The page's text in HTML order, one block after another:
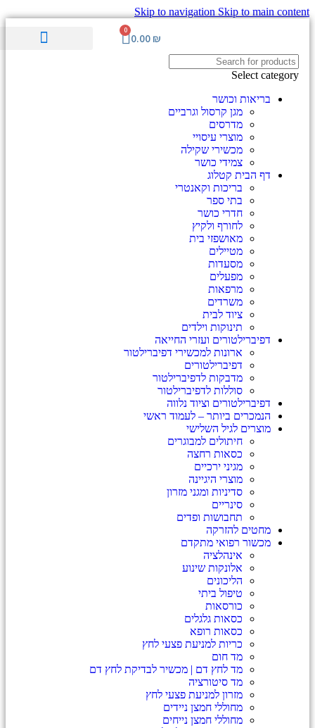
Skip to navigation Skip to main content
0.00 ₪
0
Select category
בריאות וכושר
מגן קרסול וגרביים
מדרסים
מוצרי עיסויי
מכשירי שקילה
צמידי כושר
דף הבית קטלוג
בריכות וקאנטרי
בתי ספר
חדרי כושר
לחורף ולקיץ
מאושפזי בית
מטיילים
מסעדות
מפעלים
מרפאות
משרדים
ציוד לבית
תינוקות וילדים
דפיברילטורים ועזרי החייאה
ארונות למכשירי דפיברילטור
דפיברילטורים
מדבקות לדפיברילטור
סוללות לדפיברילטור
דפיברילטורים וציוד נלווה
הנמכרים ביותר – לעמוד ראשי
מוצרים לגיל השלישי
חיתולים למבוגרים
כסאות רחצה
מגיני ירכיים
מוצרי היגיינה
סדיניות ומגני מזרון
סינריים
תחבושות ופדים
מחטים להזרקה
מכשור רפואי מתקדם
אינהלציה
אלונקות שינוע
הליכונים
טיפול ביתי
כורסאות
כסאות גלגלים
כסאות רופא
כריות למניעת פצעי לחץ
מד חום
מד לחץ דם | מכשיר לבדיקת לחץ דם
מד סיטורציה
מזרון למניעת פצעי לחץ
מחוללי חמצן ניידים
מחוללי חמצן נייחים